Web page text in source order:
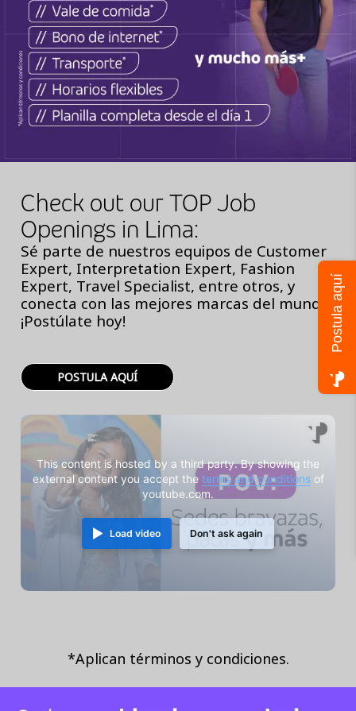
Check out our TOP Job
Openings in Lima:
Sé parte de nuestros equipos de Customer
Expert, Interpretation Expert, Fashion
Expert, Travel Specialist, entre otros, y
conecta con las mejores marcas del mundo.
¡Postúlate hoy!
POSTULA AQUÍ
This content is hosted by a third party. By showing the
external content you accept the terms and conditionsof
youtube.com.
Load video Don't ask again
*Aplican términos y condiciones.
Postula aquí